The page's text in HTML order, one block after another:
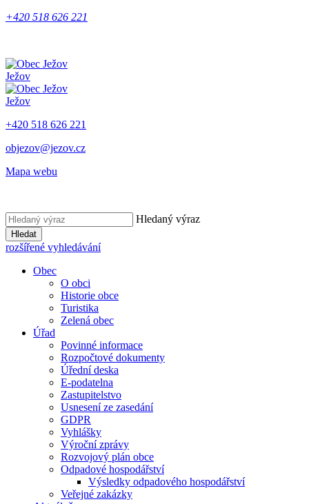
+420 518 626 221
Ježov
Ježov
+420 518 626 221
objezov@jezov.cz
Mapa webu
Hledaný výraz
Hledat
rozšířené vyhledávání
Obec
O obci
Historie obce
Turistika
Zelená obec
Úřad
Povinné informace
Rozpočtové dokumenty
Úřední deska
E-podatelna
Zastupitelstvo
Usnesení ze zasedání
GDPR
Vyhlášky
Výroční zprávy
Rozvojový plán obce
Odpadové hospodářství
Výsledky odpadového hospodářství
Veřejné zakázky